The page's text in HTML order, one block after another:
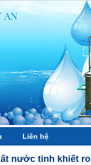
Liên hệ
nước tinh khiết ro